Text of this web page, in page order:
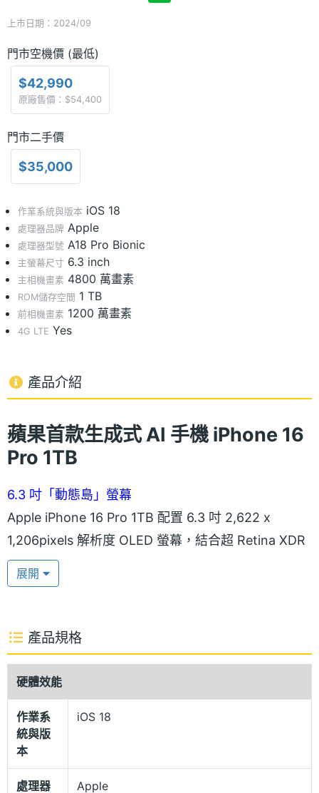
上市日期：2024/09
門市空機價 (最低)
$42,990
原廠售價：$54,400
門市二手價
$35,000
作業系統與版本 iOS 18
處理器品牌 Apple
處理器型號 A18 Pro Bionic
主螢幕尺寸 6.3 inch
主相機畫素 4800 萬畫素
ROM儲存空間 1 TB
前相機畫素 1200 萬畫素
4G LTE Yes
產品介紹
蘋果首款生成式 AI 手機 iPhone 16
Pro 1TB
6.3 吋「動態島」螢幕
Apple iPhone 16 Pro 1TB 配置 6.3 吋 2,622 x
1,206pixels 解析度 OLED 螢幕，結合超 Retina XDR
顯示器，支援最高 2,000nits 螢幕峰值亮度，以及最
低 1nit 螢幕亮度；具備 ProMotion 技術，支援最高達
設計，不僅整合前鏡頭與 FaceID 功能，可提供豐富
的顯示通知，方便快速查看手機的即時動態。
相機控制鍵
Apple iPhone 16 Pro 1TB 採用 5 級鈦金屬機身設
計，正面維持超瓷晶盾面板配置，達到 IEC 60529 標
準的 IP68 防塵防水等級，可在最深達 6 公尺水中待
展開
產品規格
硬體效能
作業系
統與版
本
iOS 18
處理器 Apple